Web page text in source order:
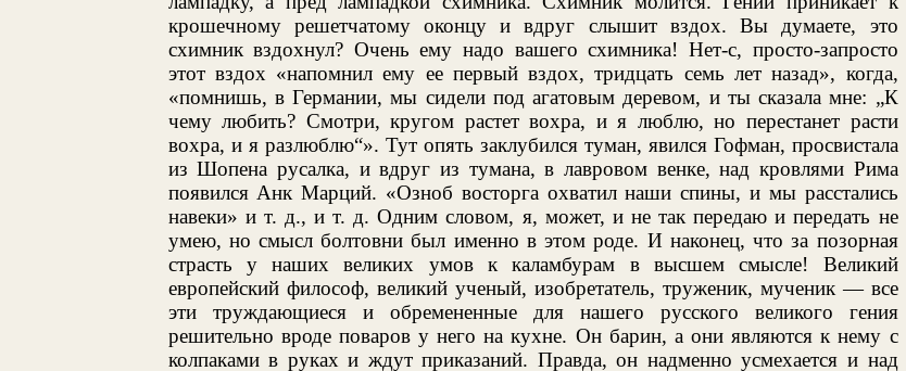
крошечному решетчатому оконцу и вдруг слышит вздох. Вы думаете, это
схимник вздохнул? Очень ему надо вашего схимника! Нет-с, просто-запросто
этот вздох «напомнил ему ее первый вздох, тридцать семь лет назад», когда,
«помнишь, в Германии, мы сидели под агатовым деревом, и ты сказала мне: „К
чему любить? Смотри, кругом растет вохра, и я люблю, но перестанет расти
вохра, и я разлюблю“». Тут опять заклубился туман, явился Гофман, просвистала
из Шопена русалка, и вдруг из тумана, в лавровом венке, над кровлями Рима
появился Анк Марций. «Озноб восторга охватил наши спины, и мы расстались
навеки» и т. д., и т. д. Одним словом, я, может, и не так передаю и передать не
умею, но смысл болтовни был именно в этом роде. И наконец, что за позорная
страсть у наших великих умов к каламбурам в высшем смысле! Великий
европейский философ, великий ученый, изобретатель, труженик, мученик — все
эти труждающиеся и обремененные для нашего русского великого гения
решительно вроде поваров у него на кухне. Он барин, а они являются к нему с
колпаками в руках и ждут приказаний. Правда, он надменно усмехается и над